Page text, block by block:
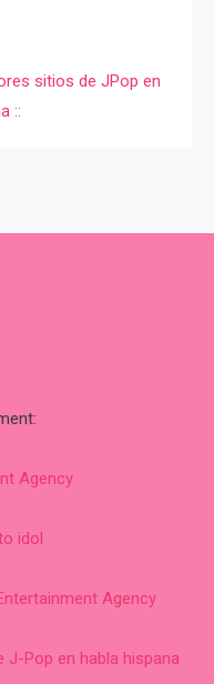
Agency
idol
Agency
Pop en habla hispana